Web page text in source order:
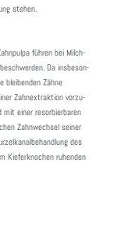
stehen.
führen bei Milch­
Da insbe­son­
blei­benden Zähne
Zahn­ex­trak­tion vorzu­
mit einer resor­bier­baren
Zahn­wechsel seiner
des
Kiefer­kno­chen ruhenden